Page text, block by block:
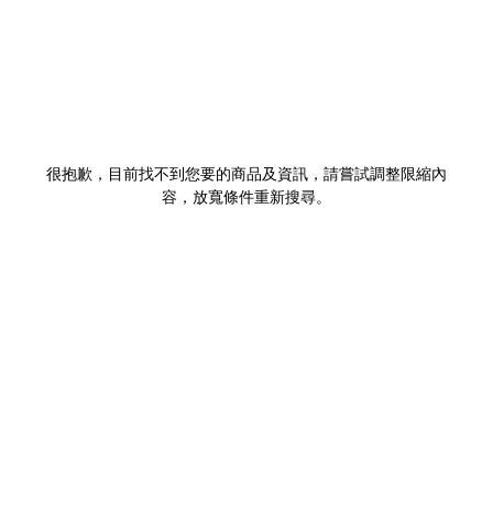
很抱歉，目前找不到您要的商品及資訊，請嘗試調整限縮內
容，放寬條件重新搜尋。